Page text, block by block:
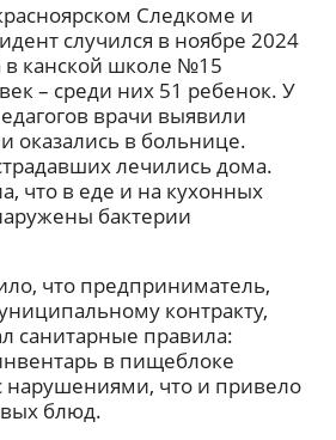
Следкоме и
случился в ноябре 2024
в канской школе №15
– среди них 51 ребенок. У
врачи выявили
оказались в больнице.
лечились дома.
что в еде и на кухонных
бактерии
что предприниматель,
контракту,
санитарные правила:
в пищеблоке
нарушениями, что и привело
блюд.